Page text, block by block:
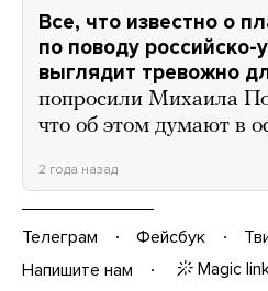
Все, что известно о
по поводу российско-
выглядит тревожно
попросили Михаила
что об этом думают в
2 года назад
Телеграм Фейсбук
Напишите нам
Magic